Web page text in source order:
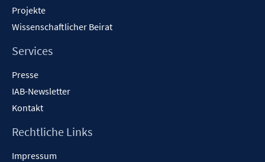
Projekte
Wissenschaftlicher Beirat
Services
Presse
IAB-Newsletter
Kontakt
Rechtliche Links
Impressum